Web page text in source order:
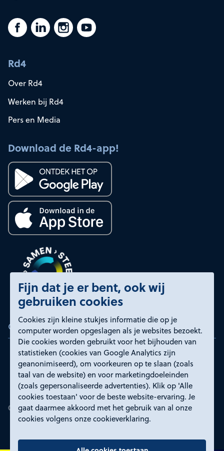
Fijn dat je er bent, ook wij
gebruiken cookies
Cookies zijn kleine stukjes informatie die op je
computer worden opgeslagen als je websites bezoekt.
Die cookies worden gebruikt voor het bijhouden van
statistieken (cookies van Google Analytics zijn
geanonimiseerd), om voorkeuren op te slaan (zoals
taal van de website) en voor marketingdoeleinden
(zoals gepersonaliseerde advertenties). Klik op 'Alle
cookies toestaan' voor de beste website-ervaring. Je
gaat daarmee akkoord met het gebruik van al onze
cookies volgens onze cookieverklaring.
Rd4
Over Rd4
Werken bij Rd4
Pers en Media
Download de Rd4-app!
Certificeringen